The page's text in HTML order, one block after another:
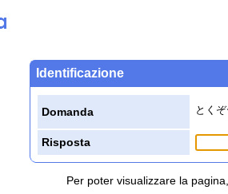
Identificazione
Domanda とく
Risposta
Per poter visualizzare la